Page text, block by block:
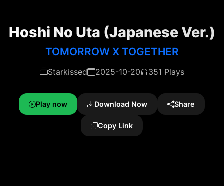
Hoshi No Uta (Japanese Ver.)
TOMORROW X TOGETHER
Starkissed 2025-10-20 351 Plays
Play now Download Now Share
Copy Link